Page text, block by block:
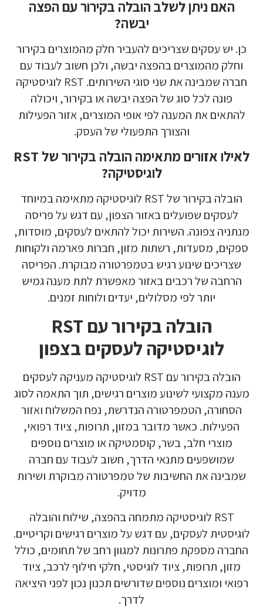
האם ניתן לשלב הובלה בקירור עם הפצה
יבשה?
כן. יש עסקים שצריכים להעביר חלק מהמוצרים בקירור
וחלק מהמוצרים בהפצה יבשה, ולכן חשוב לעבוד עם
חברה שמבינה את שני סוגי השירותים. RST לוגיסטיקה
פונה לכל סוג של הפצה יבשה או בקירור, ויכולה
להתאים את המענה לפי אופי המוצרים, אזור הפעילות
והצורך התפעולי של העסק.
לאילו אזורים מתאימה הובלה בקירור של RST
לוגיסטיקה?
הובלה בקירור של RST לוגיסטיקה מתאימה במיוחד
לעסקים שפועלים באזור הצפון, עם דגש על פריסה
מנתניה צפונה. השירות יכול להתאים לעסקים, מוסדות,
ספקים, מסעדות, רשתות מזון, חברות פארמה ולקוחות
שצריכים שינוע רגיש בטמפרטורה מבוקרת. הפריסה
הרחבה של רכבים באזור מאפשרת לתת מענה גמיש
יותר לפי מסלולים, יעדים ולוחות זמנים.
הובלה בקירור עם RST
לוגיסטיקה לעסקים בצפון
הובלה בקירור עם RST לוגיסטיקה מעניקה לעסקים
מענה מקצועי לשינוע מוצרים רגישים, תוך התאמה לסוג
הסחורה, הטמפרטורה הנדרשת, נפח המשלוח ואזור
הפעילות. כאשר מדובר במזון, תרופות, ציוד רפואי,
מוצרי חלב, בשר, קוסמטיקה או מוצרים נוספים
שמושפעים מתנאי הדרך, חשוב לעבוד עם חברה
שמבינה את החשיבות של טמפרטורה מבוקרת ושירות
מדויק.
RST לוגיסטיקה מתמחה בהפצה, שילוח והובלה
לוגיסטית לעסקים, עם דגש על מוצרים רגישים וקריטיים.
החברה מספקת פתרונות למגוון רחב של תחומים, כולל
מזון, תרופות, ציוד לוגיסטי, חלקי חילוף לרכב, ציוד
רפואי ומוצרים נוספים שדורשים תכנון נכון לפני היציאה
לדרך.